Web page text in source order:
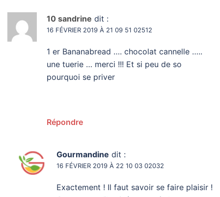
10 sandrine dit :
16 FÉVRIER 2019 À 21 09 51 02512
1 er Bananabread …. chocolat cannelle …..
une tuerie … merci !!! Et si peu de so
pourquoi se priver
Répondre
Gourmandine dit :
16 FÉVRIER 2019 À 22 10 03 02032
Exactement ! Il faut savoir se faire plaisir !